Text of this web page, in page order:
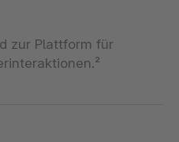
zur Plattform für